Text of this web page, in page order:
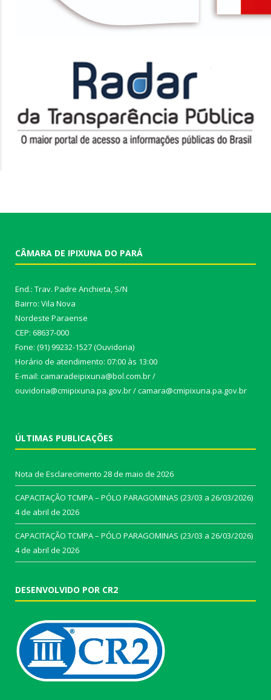
CÂMARA DE IPIXUNA DO PARÁ
End.: Trav. Padre Anchieta, S/N
Bairro: Vila Nova
Nordeste Paraense
CEP: 68637-000
Fone: (91) 99232-1527 (Ouvidoria)
Horário de atendimento: 07:00 às 13:00
E-mail: camaradeipixuna@bol.com.br /
ouvidoria@cmipixuna.pa.gov.br / camara@cmipixuna.pa.gov.br
ÚLTIMAS PUBLICAÇÕES
Nota de Esclarecimento 28 de maio de 2026
CAPACITAÇÃO TCMPA – PÓLO PARAGOMINAS (23/03 a 26/03/2026)
4 de abril de 2026
CAPACITAÇÃO TCMPA – PÓLO PARAGOMINAS (23/03 a 26/03/2026)
4 de abril de 2026
DESENVOLVIDO POR CR2